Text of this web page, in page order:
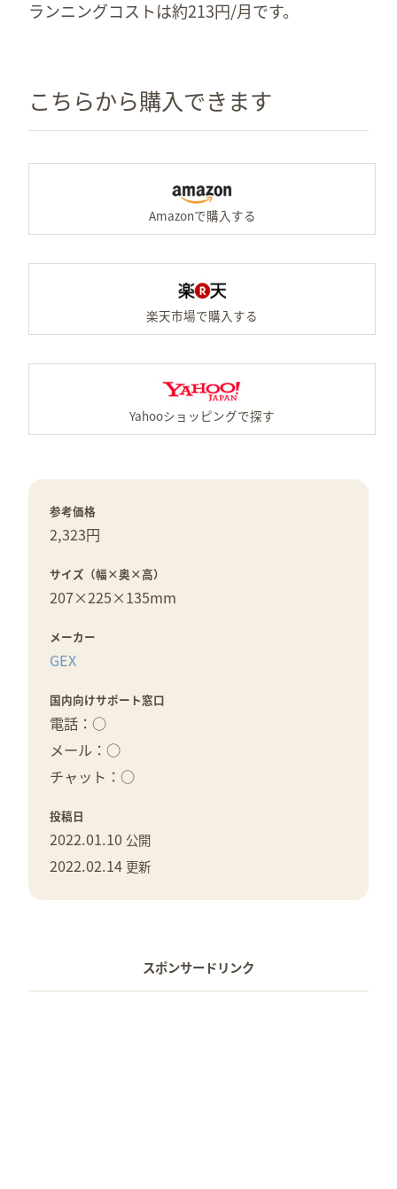
ランニングコストは約213円/月です。
こちらから購入できます
参考価格
2,323円
サイズ（幅×奥×高）
207×225×135mm
メーカー
GEX
国内向けサポート窓口
電話：○
メール：○
チャット：○
投稿日
2022.01.10 公開
2022.02.14 更新
スポンサードリンク